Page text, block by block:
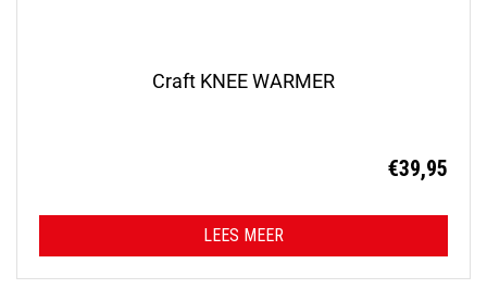
Craft KNEE WARMER
€39,95
LEES MEER